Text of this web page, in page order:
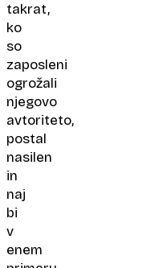
takrat,
ko
so
zaposleni
ogrožali
njegovo
avtoriteto,
postal
nasilen
in
naj
bi
v
enem